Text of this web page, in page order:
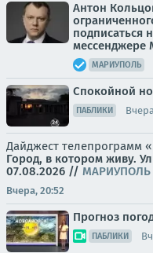
Антон
подписаться
мессенджере
МАРИУПОЛЬ
Спокойной
ПАБЛИКИ
Дайджест телепрограмм
Город, в котором живу.
07.08.2026 // МАРИУПОЛЬ
Вчера, 20:52
Прогноз
ПАБЛИКИ